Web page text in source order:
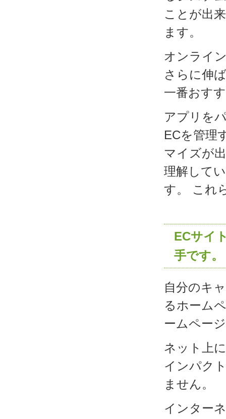
ことが出
ます。
オンライ
さらに伸
一番おす
アプリを
ECを管理
マイズが
理解して
す。 これ
ECサイ
手です。
自分のキ
るホーム
ームペー
ネット上
インパク
ません。
インター